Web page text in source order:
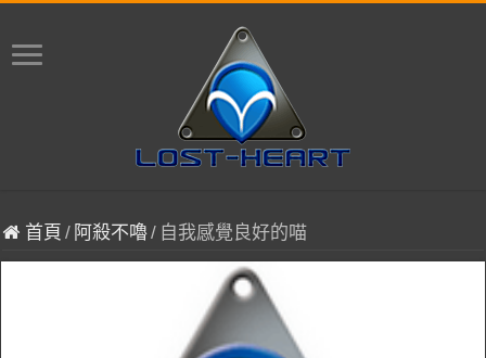
首頁 / 阿殺不嚕/ 自我感覺良好的喵